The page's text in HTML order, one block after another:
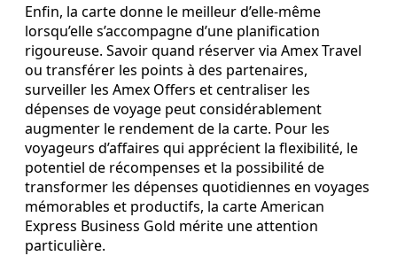
Enfin, la carte donne le meilleur d’elle‑même
lorsqu’elle s’accompagne d’une planification
rigoureuse. Savoir quand réserver via Amex Travel
ou transférer les points à des partenaires,
surveiller les Amex Offers et centraliser les
dépenses de voyage peut considérablement
augmenter le rendement de la carte. Pour les
voyageurs d’affaires qui apprécient la flexibilité, le
potentiel de récompenses et la possibilité de
transformer les dépenses quotidiennes en voyages
mémorables et productifs, la carte American
Express Business Gold mérite une attention
particulière.